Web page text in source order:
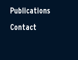
Publications
Contact